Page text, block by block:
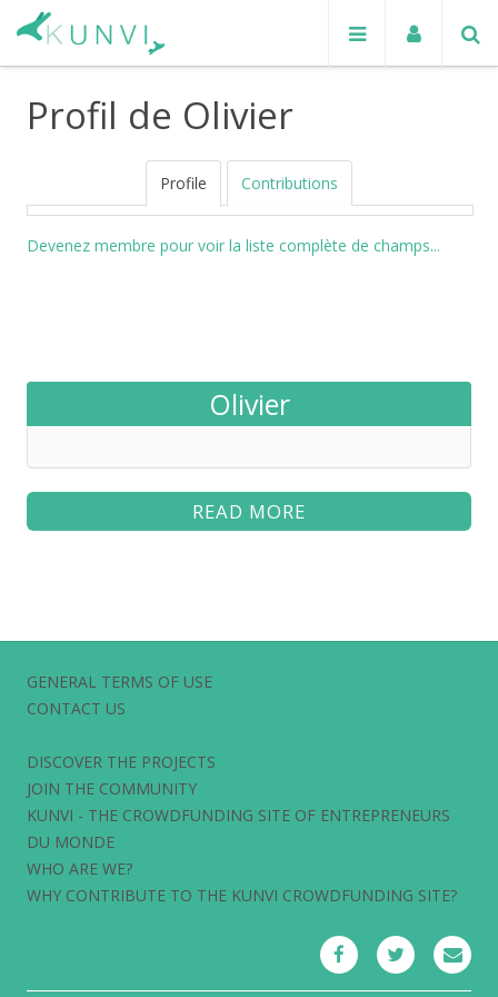
Profil de Olivier
Profile Contributions
Devenez membre pour voir la liste complète de champs...
Olivier
READ MORE
GENERAL TERMS OF USE
CONTACT US
DISCOVER THE PROJECTS
JOIN THE COMMUNITY
KUNVI - THE CROWDFUNDING SITE OF ENTREPRENEURS
DU MONDE
WHO ARE WE?
WHY CONTRIBUTE TO THE KUNVI CROWDFUNDING SITE?